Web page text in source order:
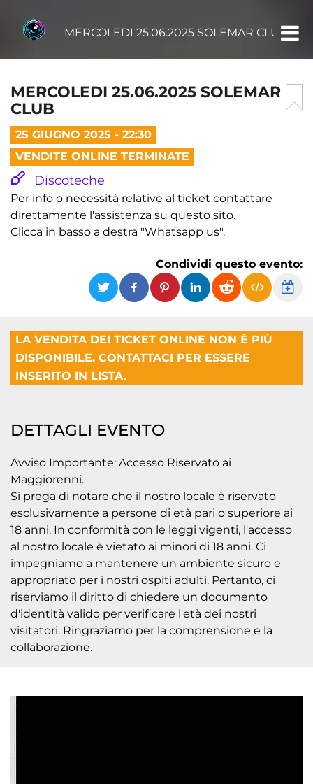
MERCOLEDI 25.06.2025 SOLEMAR CLUB
MERCOLEDI 25.06.2025 SOLEMAR
CLUB
25 GIUGNO 2025 - 22:30
VENDITE ONLINE TERMINATE
Discoteche
Per info o necessità relative al ticket contattare
direttamente l'assistenza su questo sito.
Clicca in basso a destra "Whatsapp us".
Condividi questo evento:
LA VENDITA DEI TICKET ONLINE NON È PIÙ
DISPONIBILE. CONTATTACI PER ESSERE
INSERITO IN LISTA.
DETTAGLI EVENTO
Avviso Importante: Accesso Riservato ai
Maggiorenni.
Si prega di notare che il nostro locale è riservato
esclusivamente a persone di età pari o superiore ai
18 anni. In conformità con le leggi vigenti, l'accesso
al nostro locale è vietato ai minori di 18 anni. Ci
impegniamo a mantenere un ambiente sicuro e
appropriato per i nostri ospiti adulti. Pertanto, ci
riserviamo il diritto di chiedere un documento
d'identità valido per verificare l'età dei nostri
visitatori. Ringraziamo per la comprensione e la
collaborazione.